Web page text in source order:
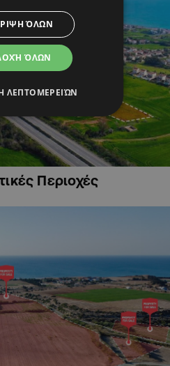
Περιοχές
ΌΛΩΝ
ΌΛΩΝ
ΛΕΠΤΟΜΕΡΕΙΏΝ